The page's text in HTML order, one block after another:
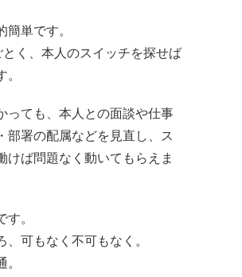
単です。
く、本人のスイッチを探せば
っても、本人との面談や仕事
部署の配属などを見直し、ス
けば問題なく動いてもらえま
。
、可もなく不可もなく。